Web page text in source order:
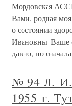
Мордовская
Вами, родная
о состоянии
Ивановны. Ваше
давно, но
№ 94 Л. И.
1955 г.